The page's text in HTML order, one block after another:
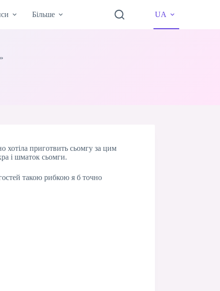
Більше UA
хотіла приготвить сьомгу за цим
і шматок сьомги.
такою рибкою я б точно